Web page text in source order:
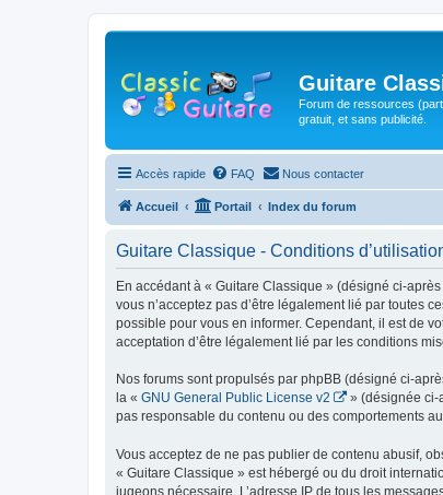
Guitare
Forum de ressources
gratuit, et sans publicité.
Accès rapide FAQ Nous contacter
Accueil Portail Index du forum
Guitare Classique - Conditions
En accédant à « Guitare Classique » (désigné ci-
vous n’acceptez pas d’être légalement lié par toutes
possible pour vous en informer. Cependant, il est de
acceptation d’être légalement lié par les conditions
Nos forums sont propulsés par phpBB (désigné ci-
la « GNU General Public License v2 » (désignée ci-
pas responsable du contenu ou des comportements
Vous acceptez de ne pas publier de contenu abusif,
« Guitare Classique » est hébergé ou du droit
jugeons nécessaire. L’adresse IP de tous les